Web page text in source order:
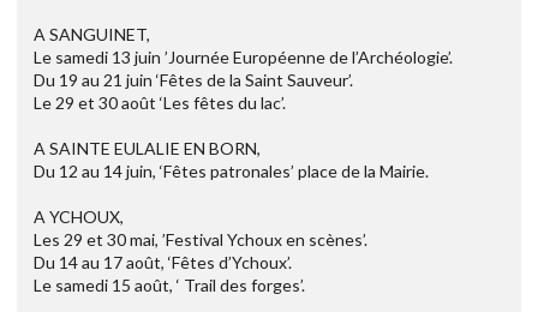
A SANGUINET,
Le samedi 13 juin ’Journée Européenne de l’Archéologie’.
Du 19 au 21 juin ‘Fêtes de la Saint Sauveur’.
Le 29 et 30 août ‘Les fêtes du lac’.
A SAINTE EULALIE EN BORN,
Du 12 au 14 juin, ‘Fêtes patronales’ place de la Mairie.
A YCHOUX,
Les 29 et 30 mai, ’Festival Ychoux en scènes’.
Du 14 au 17 août, ‘Fêtes d’Ychoux’.
Le samedi 15 août, ‘ Trail des forges’.